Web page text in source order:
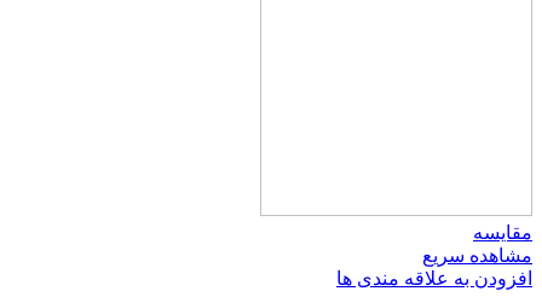
مقایسه
مشاهده سریع
افزودن به علاقه مندی ها